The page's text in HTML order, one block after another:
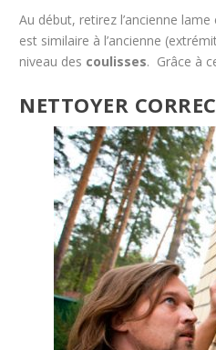
Au début, retirez l’ancienne
est similaire à l’ancienne
niveau des coulisses. Grâce à
NETTOYER